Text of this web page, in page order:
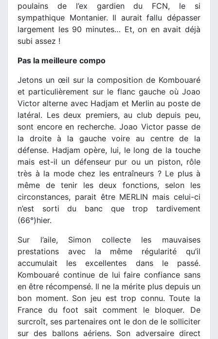
poulains de l’ex gardien du FCN, le si
sympathique Montanier. Il aurait fallu dépasser
largement les 90 minutes… Et, on en avait déjà
subi assez !
Pas la meilleure compo
Jetons un œil sur la composition de Kombouaré
et particulièrement sur le flanc gauche où Joao
Victor alterne avec Hadjam et Merlin au poste de
latéral. Les deux premiers, au club depuis peu,
sont encore en recherche. Joao Victor passe de
la droite à la gauche voire au centre de la
défense. Hadjam opère, lui, le long de la touche
mais est-il un défenseur pur ou un piston, rôle
très à la mode chez les entraîneurs ? Le plus à
même de tenir les deux fonctions, selon les
circonstances, parait être MERLIN mais celui-ci
n’est sorti du banc que trop tardivement
(66°)hier.
Sur l’aile, Simon collecte les mauvaises
prestations avec la même régularité qu’il
accumulait les excellentes dans le passé.
Kombouaré continue de lui faire confiance sans
en être récompensé. Il ne la mérite plus depuis un
bon moment. Son jeu est trop connu. Toute la
France du foot sait comment le bloquer. De
surcroît, ses partenaires ont le don de le solliciter
sur des ballons aériens. Son adversaire direct